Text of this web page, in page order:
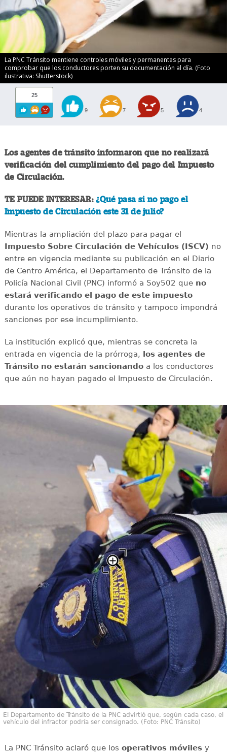
La PNC Tránsito mantiene controles móviles y permanentes para
comprobar que los conductores porten su documentación al día. (Foto
ilustrativa: Shutterstock)
25
9 7 5 4
Los agentes de tránsito informaron que no realizará
verificación del cumplimiento del pago del Impuesto
de Circulación.
TE PUEDE INTERESAR:¿Qué pasa si no pago el
Impuesto de Circulación este 31 de julio?
Mientras la ampliación del plazo para pagar el
Impuesto Sobre Circulación de Vehículos (ISCV) no
entre en vigencia mediante su publicación en el Diario
de Centro América, el Departamento de Tránsito de la
Policía Nacional Civil (PNC) informó a Soy502 que no
estará verificando el pago de este impuesto
durante los operativos de tránsito y tampoco impondrá
sanciones por ese incumplimiento.
La institución explicó que, mientras se concreta la
entrada en vigencia de la prórroga, los agentes de
Tránsito no estarán sancionandoa los conductores
que aún no hayan pagado el Impuesto de Circulación.
El Departamento de Tránsito de la PNC advirtió que, según cada caso, el
vehículo del infractor podría ser consignado. (Foto: PNC Tránsito)
La PNC Tránsito aclaró que los operativos móvilesy